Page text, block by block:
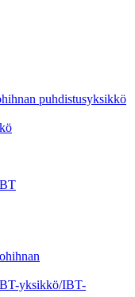
puhdistusyksikkö
yksikkö/IBT-